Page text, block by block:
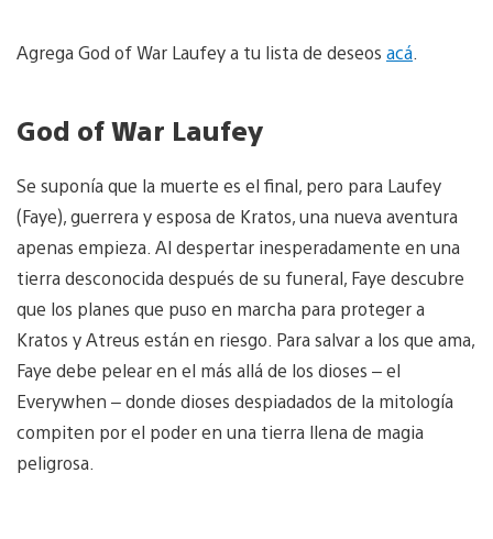
Agrega God of War Laufey a tu lista de deseos acá
God of War Laufey
Se suponía que la muerte es el final, pero para Laufey
(Faye), guerrera y esposa de Kratos, una nueva aventura
apenas empieza. Al despertar inesperadamente en una
tierra desconocida después de su funeral, Faye descubre
que los planes que puso en marcha para proteger a
Kratos y Atreus están en riesgo. Para salvar a los que ama,
Faye debe pelear en el más allá de los dioses – el
Everywhen – donde dioses despiadados de la mitología
compiten por el poder en una tierra llena de magia
peligrosa.